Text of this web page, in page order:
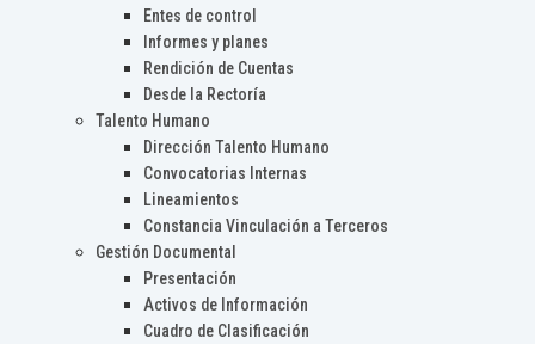
Entes de control
Informes y planes
Rendición de Cuentas
Desde la Rectoría
Talento Humano
Dirección Talento Humano
Convocatorias Internas
Lineamientos
Constancia Vinculación a Terceros
Gestión Documental
Presentación
Activos de Información
Cuadro de Clasificación